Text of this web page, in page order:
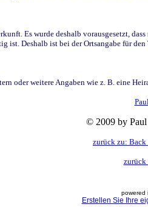
Es wurde deshalb vorausgesetzt,
Deshalb ist bei der Ortsangabe für
oder weitere Angaben wie z. B. eine
© 2009 by
zurück zu: Back
zurück
powered
Erstellen Sie Ihre